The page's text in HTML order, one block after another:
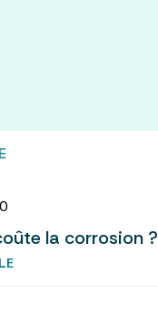
la corrosion ?